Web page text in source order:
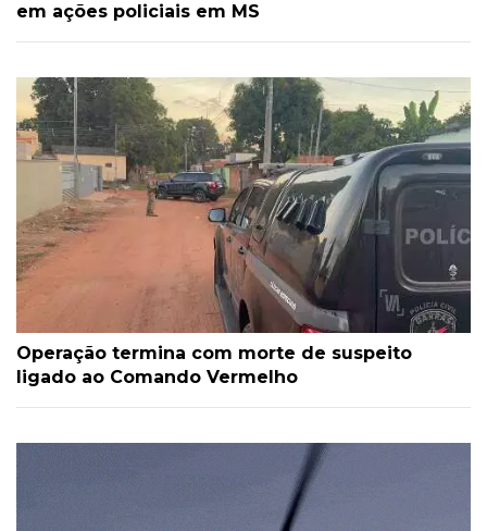
em ações policiais em MS
Operação termina com morte de suspeito
ligado ao Comando Vermelho